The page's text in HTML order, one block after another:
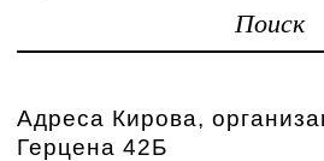
Поиск
Адреса Кирова,
Герцена 42Б